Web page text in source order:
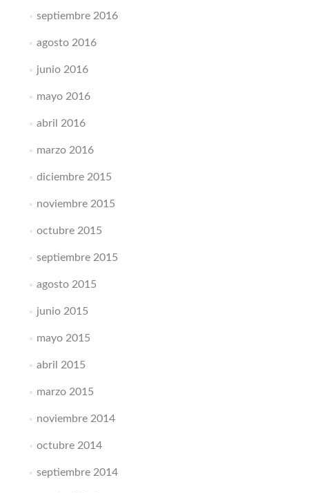
septiembre 2016
agosto 2016
junio 2016
mayo 2016
abril 2016
marzo 2016
diciembre 2015
noviembre 2015
octubre 2015
septiembre 2015
agosto 2015
junio 2015
mayo 2015
abril 2015
marzo 2015
noviembre 2014
octubre 2014
septiembre 2014